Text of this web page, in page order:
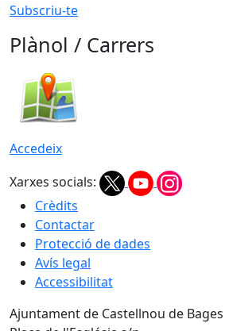
Subscriu-te
Plànol / Carrers
Accedeix
Xarxes socials:
Crèdits
Contactar
Protecció de dades
Avís legal
Accessibilitat
Ajuntament de Castellnou de Bages